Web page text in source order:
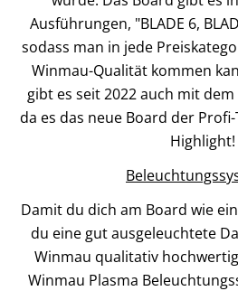
Ausführungen, "BLADE 6,
sodass man in jede
Winmau-Qualität kommen
gibt es seit 2022 auch mit dem
da es das neue Board der
Highlight!
Damit du dich am Board wie
du eine gut ausgeleuchtete
Winmau qualitativ
Winmau Plasma